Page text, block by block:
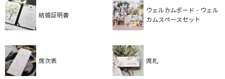
結婚証明書
ウェルカムボード・ウェル
カムスペースセット
席次表 席札